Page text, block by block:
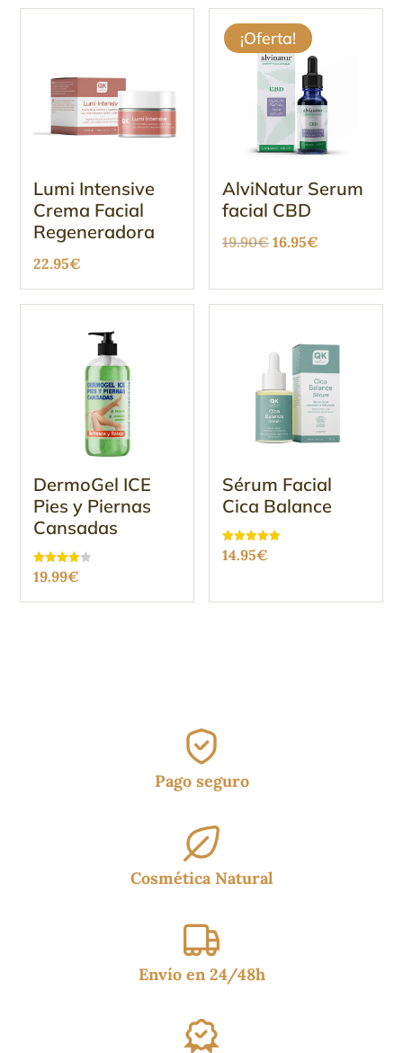
Lumi Intensive
Crema Facial
Regeneradora
22.95€
¡Oferta!
AlviNatur Serum
facial CBD
19.90€ El
original
era:
16.95€
actual
es:
DermoGel ICE
Pies y Piernas
Cansadas
Valorado
con
de 5
19.99€
Sérum Facial
Cica Balance
Valorado
con
14.95€
Pago seguro
Cosmética Natural
Envío en 24/48h